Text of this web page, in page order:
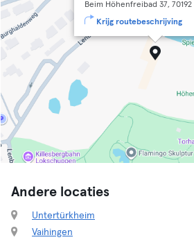
Beim Höhenfreibad 37,
Krijg routebeschrijving
Andere locaties
Untertürkheim
Vaihingen